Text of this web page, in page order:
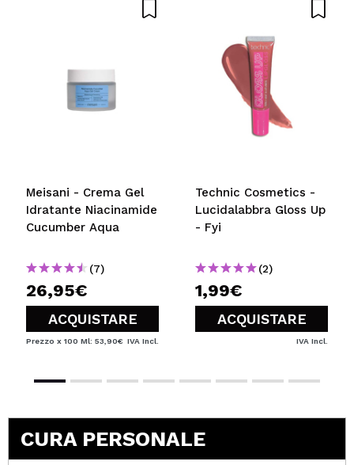
Meisani - Crema Gel
Idratante Niacinamide
Cucumber Aqua
(7)
26,95€
ACQUISTARE
Prezzo x 100 Ml: 53,90€ IVA Incl.
Technic Cosmetics -
Lucidalabbra Gloss Up
- Fyi
(2)
1,99€
ACQUISTARE
IVA Incl.
CURA PERSONALE